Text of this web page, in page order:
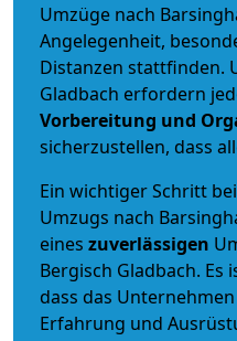
Umzüge nach
Angelegenheit,
Distanzen stattfinden.
Gladbach erfordern
Vorbereitung und
sicherzustellen, dass
Ein wichtiger Schritt
Umzugs nach
eines zuverlässigen
Bergisch Gladbach. Es
dass das
Erfahrung und